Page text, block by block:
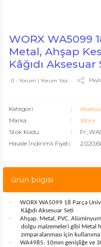
WORX WA5099
Metal, Ahşap
Kâğıdı Aksesuar
0 - Yorum | Yorum Yaz
Kategori
Marka
Worx
Stok Kodu
Havale İndirimli Fiyatı
ürün bilgisi
·
WORX WA5099 18 Parça
Kâğıdı Aksesuar Seti
·
Ahşap, Metal, PVC,
dolgu malzemeleri gibi Metal
zımparalanması için
·
WA4985: 10mm genişliğe ve